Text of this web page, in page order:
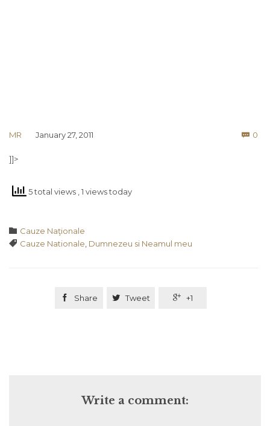
MR January 27, 2011  0
]]>
5 total views , 1 views today
 Category
Cauze Naţionale
 Tags
Cauze Nationale Dumnezeu si Neamul meu
 Share  Tweet  +1
Write a comment: